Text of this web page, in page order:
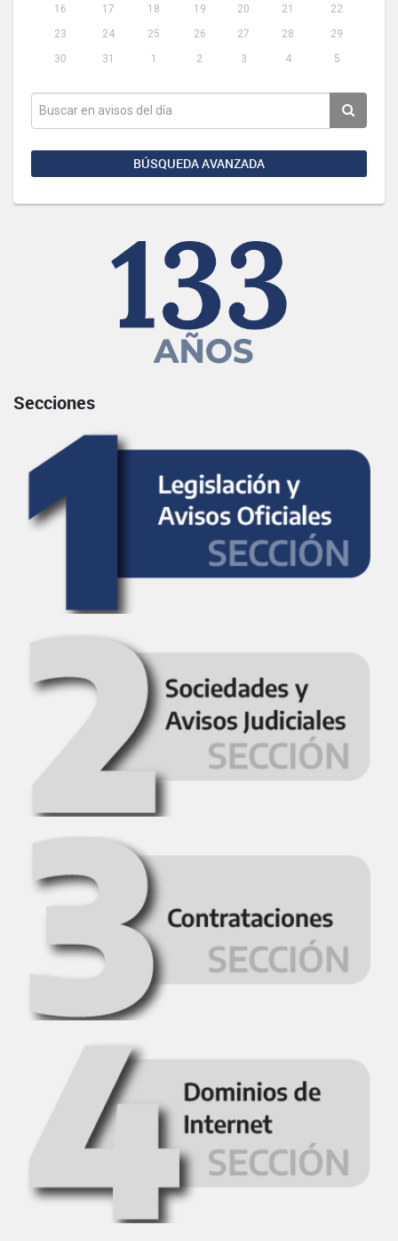
16
17 18 19 20 21
22
23
24 25 26 27 28
29
30
31 1 2 3 4 5
BÚSQUEDA AVANZADA
Secciones